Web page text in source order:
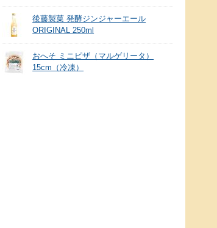
後藤製菓 発酵ジンジャーエール
ORIGINAL 250ml
おへそ ミニピザ（マルゲリータ）
15cm（冷凍）